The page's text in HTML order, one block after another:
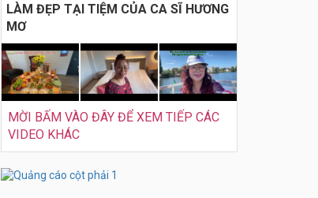
LÀM ĐẸP TẠI TIỆM CỦA CA SĨ HƯƠNG
MƠ
MỜI BẤM VÀO ĐÂY ĐỂ XEM TIẾP CÁC
VIDEO KHÁC